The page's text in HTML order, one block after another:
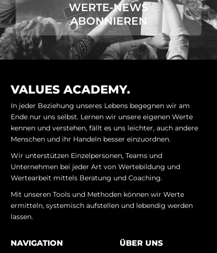
WERTE-NEWS
ABONNIEREN
VALUES ACADEMY.
In jeder Beziehung unseres Lebens begegnen wir am
Ende nur uns selbst. Lernen wir unsere eigenen Werte
kennen und verstehen, fällt es uns leichter, auch andere
Menschen und ihr Handeln besser einzuordnen.
Wir unterstützen Einzelpersonen, Teams und
Unternehmen bei jeder Art von Wertebildung und
Wertearbeit mittels Beratung und Coaching.
Mit unseren Tools und Methoden können wir Werte
ermitteln, systemisch aufstellen und lebendig werden
lassen.
NAVIGATION ÜBER UNS